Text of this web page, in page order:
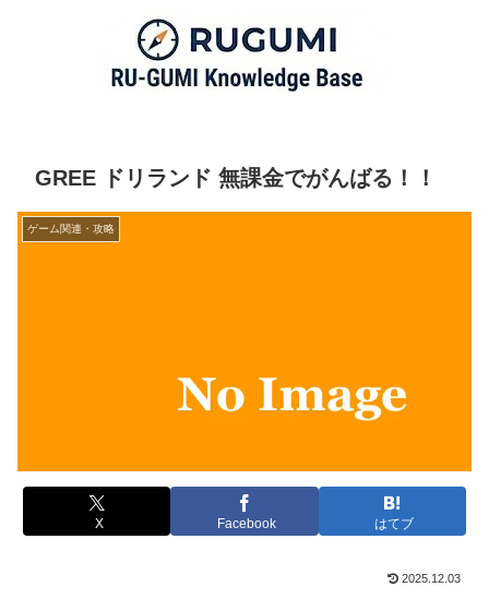
GREE ドリランド 無課金でがんばる！！
ゲーム関連・攻略
X Facebook はてブ
2025.12.03